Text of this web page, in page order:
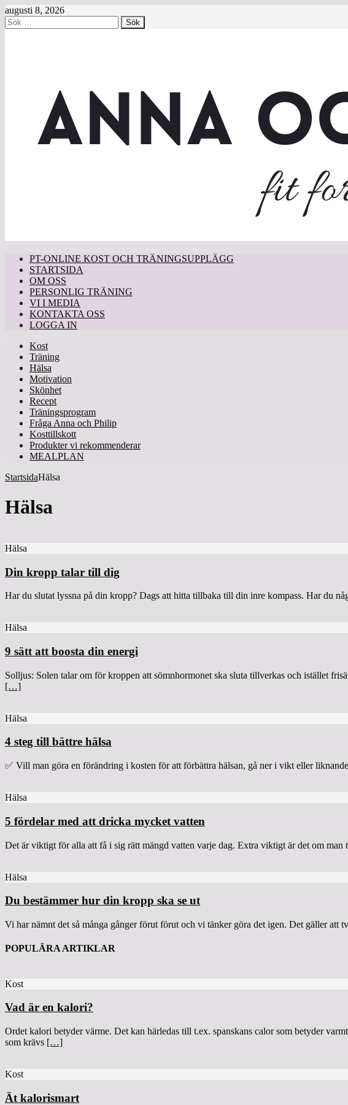
augusti 8, 2026
Sök
efter:
PT-ONLINE KOST OCH TRÄNINGSUPPLÄGG
STARTSIDA
OM OSS
PERSONLIG TRÄNING
VI I MEDIA
KONTAKTA OSS
LOGGA IN
Kost
Träning
Hälsa
Motivation
Skönhet
Recept
Träningsprogram
Fråga Anna och Philip
Kosttillskott
Produkter vi rekommenderar
MEALPLAN
StartsidaHälsa
Hälsa
Hälsa
Din kropp talar till dig
Har du slutat lyssna på din kropp? Dags att hitta tillbaka till din inre kompass. Har du
Hälsa
9 sätt att boosta din energi
Solljus: Solen talar om för kroppen att sömnhormonet ska sluta tillverkas och istället
[…]
Hälsa
4 steg till bättre hälsa
✅ Vill man göra en förändring i kosten för att förbättra hälsan, gå ner i vikt eller
Hälsa
5 fördelar med att dricka mycket vatten
Det är viktigt för alla att få i sig rätt mängd vatten varje dag. Extra viktigt är det om
Hälsa
Du bestämmer hur din kropp ska se ut
Vi har nämnt det så många gånger förut förut och vi tänker göra det igen. Det gäller att
POPULÄRA ARTIKLAR
Kost
Vad är en kalori?
Ordet kalori betyder värme. Det kan härledas till t.ex. spanskans calor som betyder
som krävs […]
Kost
Ät kalorismart